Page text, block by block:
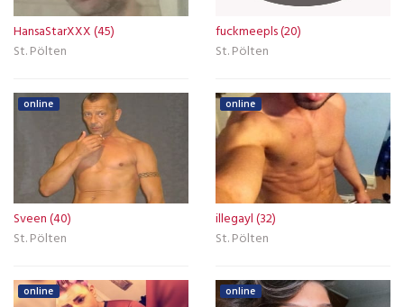
HansaStarXXX (45)
St. Pölten
fuckmeepls (20)
St. Pölten
online
Sveen (40)
St. Pölten
online
illegayl (32)
St. Pölten
online online